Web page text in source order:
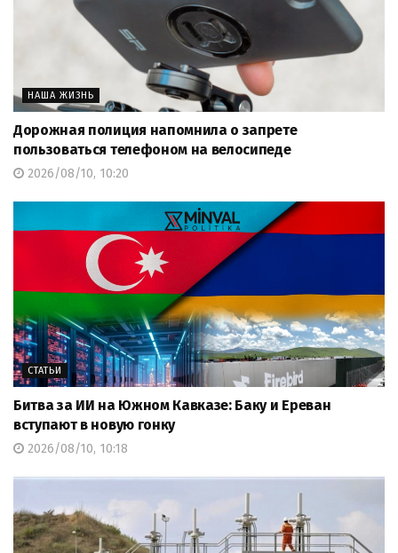
НАША ЖИЗНЬ
Дорожная полиция напомнила о запрете
пользоваться телефоном на велосипеде
2026/08/10, 10:20
СТАТЬИ
Битва за ИИ на Южном Кавказе: Баку и Ереван
вступают в новую гонку
2026/08/10, 10:18